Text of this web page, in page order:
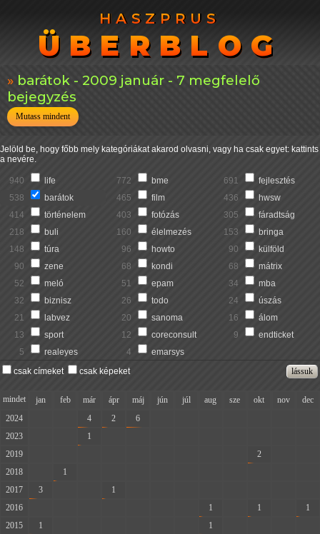
HASZPRUS
ÜBERBLOG
HASZPRUS
ÜBERBLOG
barátok - 2009 január - 7 megfelelő
bejegyzés
Mutass mindent
Jelöld be, hogy főbb mely kategóriákat akarod olvasni, vagy ha csak egyet: kattints
a nevére.
940 life 772 bme 691
fejlesztés
538
barátok 465 film 436
hwsw
414
történelem 403 fotózás 305
fáradtság
218
buli 160 élelmezés 153
bringa
148
túra 96 howto 90
külföld
90
zene 68 kondi 68
mátrix
52
meló 51 epam 34
mba
32
biznisz 26 todo 24
úszás
21
labvez 20 sanoma 16
álom
13
sport 12 coreconsult 9
endticket
5
realeyes 4
emarsys
csak címeket
csak képeket
mindet jan feb már ápr máj jún júl aug sze okt nov
dec
2024
4 2 6
2023
1
2019
2
2018
1
2017
3 1
2016
1 1
1
2015
1 1